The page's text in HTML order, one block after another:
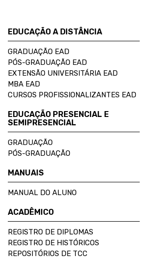
EDUCAÇÃO A DISTÂNCIA
GRADUAÇÃO EAD
PÓS-GRADUAÇÃO EAD
EXTENSÃO UNIVERSITÁRIA EAD
MBA EAD
CURSOS PROFISSIONALIZANTES EAD
EDUCAÇÃO PRESENCIAL E
SEMIPRESENCIAL
GRADUAÇÃO
PÓS-GRADUAÇÃO
MANUAIS
MANUAL DO ALUNO
ACADÊMICO
REGISTRO DE DIPLOMAS
REGISTRO DE HISTÓRICOS
REPOSITÓRIOS DE TCC